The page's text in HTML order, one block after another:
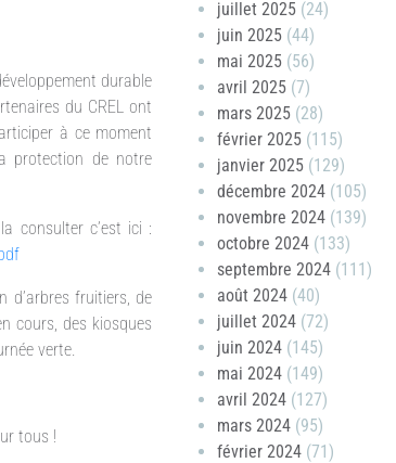
durable
du CREL ont
à ce moment
protection de notre
consulter c’est ici :
d’arbres fruitiers, de
cours, des kiosques
verte.
tous !
juillet 2025 (24)
juin 2025 (44)
mai 2025 (56)
avril 2025 (7)
mars 2025 (28)
février 2025 (115)
janvier 2025 (129)
décembre 2024 (105)
novembre 2024 (139)
octobre 2024 (133)
septembre 2024 (111)
août 2024 (40)
juillet 2024 (72)
juin 2024 (145)
mai 2024 (149)
avril 2024 (127)
mars 2024 (95)
février 2024 (71)